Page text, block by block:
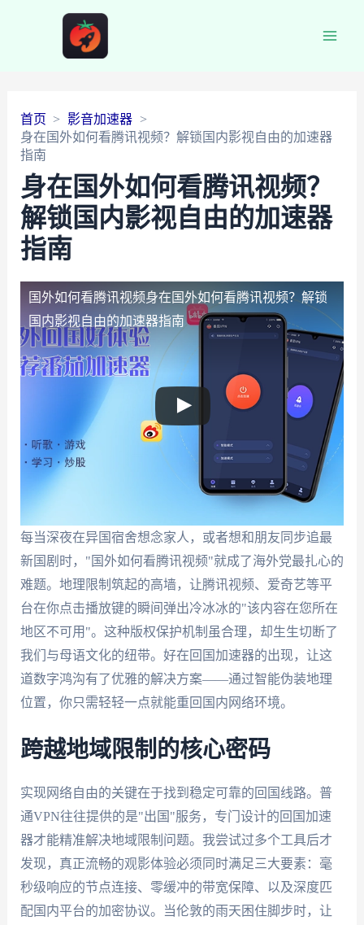
首页
影音加速器
身在国外如何看腾讯视频？解锁国内影视自由的加速器
指南
身在国外如何看腾讯视频？
解锁国内影视自由的加速器
指南
国外如何看腾讯视频身在国外如何看腾讯视频？解锁
国内影视自由的加速器指南
每当深夜在异国宿舍想念家人，或者想和朋友同步追最
新国剧时，"国外如何看腾讯视频"就成了海外党最扎心的
难题。地理限制筑起的高墙，让腾讯视频、爱奇艺等平
台在你点击播放键的瞬间弹出冷冰冰的"该内容在您所在
地区不可用"。这种版权保护机制虽合理，却生生切断了
我们与母语文化的纽带。好在回国加速器的出现，让这
道数字鸿沟有了优雅的解决方案——通过智能伪装地理
位置，你只需轻轻一点就能重回国内网络环境。
跨越地域限制的核心密码
实现网络自由的关键在于找到稳定可靠的回国线路。普
通VPN往往提供的是"出国"服务，专门设计的回国加速
器才能精准解决地域限制问题。我尝试过多个工具后才
发现，真正流畅的观影体验必须同时满足三大要素：毫
秒级响应的节点连接、零缓冲的带宽保障、以及深度匹
配国内平台的加密协议。当伦敦的雨天困住脚步时，让